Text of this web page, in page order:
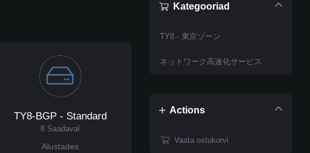
Kategooriad
TY8 - 東京ゾーン
ネットワーク高速化サービス
Actions
Vaata ostukorvi
TY8-BGP - Standard
8 Saadaval
Alustades